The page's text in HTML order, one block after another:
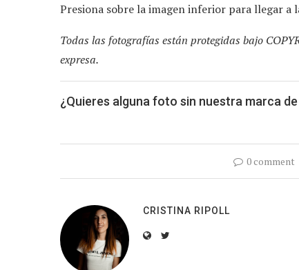
Presiona sobre la imagen inferior para llegar a
Todas las fotografías están protegidas bajo
expresa.
¿Quieres alguna foto sin nuestra marca
0 comment
CRISTINA RIPOLL